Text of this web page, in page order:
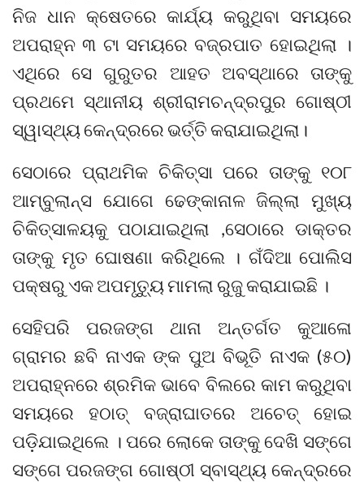
ନିଜ ଧାନ କ୍ଷେତରେ କାର୍ଯ୍ୟ କରୁଥିବା ସମୟରେ
ଅପରାହ୍ନ ୩ ଟା ସମୟରେ ବଜ୍ରପାତ ହୋଇଥିଲା ।
ଏଥିରେ ସେ ଗୁରୁତର ଆହତ ଅବସ୍ଥାରେ ତାଙ୍କୁ
ପ୍ରଥମେ ସ୍ଥାନୀୟ ଶ୍ରୀରାମଚନ୍ଦ୍ରପୁର ଗୋଷ୍ଠୀ
ସ୍ୱାସ୍ଥ୍ୟ କେନ୍ଦ୍ରରେ ଭର୍ତ୍ତି କରାଯାଇଥିଲା।
ସେଠାରେ ପ୍ରାଥମିକ ଚିକିତ୍ସା ପରେ ତାଙ୍କୁ ୧୦୮
ଆମ୍ବୁଲାନ୍ସ ଯୋଗେ ଢେଙ୍କାନାଳ ଜିଲ୍ଲା ମୁଖ୍ୟ
ଚିକିତ୍ସାଳୟକୁ ପଠାଯାଇଥିଲା ,ସେଠାରେ ଡାକ୍ତର
ତାଙ୍କୁ ମୃତ ଘୋଷଣା କରିଥିଲେ । ଗଁଦିଆ ପୋଲିସ
ପକ୍ଷରୁ ଏକ ଅପମୃତ୍ୟୁ ମାମଲା ରୁଜୁ କରାଯାଇଛି ।
ସେହିପରି ପରଜଙ୍ଗ ଥାନା ଅନ୍ତର୍ଗତ କୁଆଳୋ
ଗ୍ରାମର ଛବି ନାଏକ ଙ୍କ ପୁଅ ବିଭୂତି ନାଏକ (୫୦)
ଅପରାହ୍ନରେ ଶ୍ରମିକ ଭାବେ ବିଲରେ କାମ କରୁଥିବା
ସମୟରେ ହଠାତ୍ ବଜ୍ରାଘାତରେ ଅଚେତ୍ ହୋଇ
ପଡ଼ିଯାଇଥିଲେ । ପରେ ଲୋକେ ତାଙ୍କୁ ଦେଖି ସଙ୍ଗେ
ସଙ୍ଗେ ପରଜଙ୍ଗ ଗୋଷ୍ଠୀ ସ୍ବାସ୍ଥ୍ୟ କେନ୍ଦ୍ରରେ